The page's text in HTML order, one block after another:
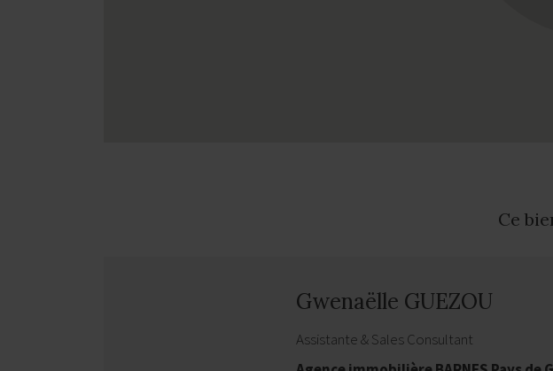
Ce
Gwenaëlle GUEZOU
Assistante & Sales Consultant